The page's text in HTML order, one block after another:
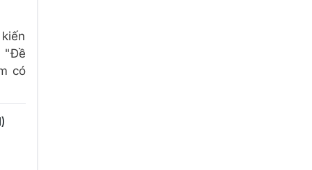
"Đề
có